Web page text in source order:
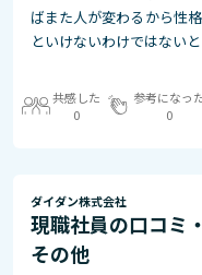
ばまた人が変わるから性
といけないわけではないと
共感した
0
参考になっ
0
ダイダン株式会社
現職社員の口コミ
その他